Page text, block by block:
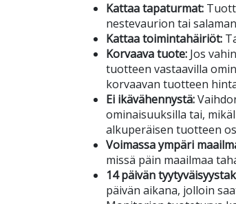
Kattaa tapaturmat:
nestevaurion tai
Kattaa toimintahäiriöt:
Korvaava tuote: Jos
tuotteen vastaavilla
korvaavan tuotteen
Ei ikävähennystä:
ominaisuuksilla tai,
alkuperäisen tuotteen
Voimassa ympäri
missä päin maailmaa
14 päivän
päivän aikana, jolloin